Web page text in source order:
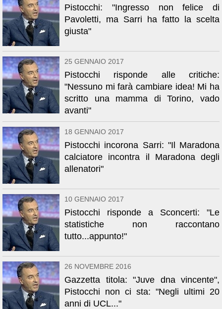
Pistocchi: "Ingresso non felice di
Pavoletti, ma Sarri ha fatto la scelta
giusta"
25 GENNAIO 2017
Pistocchi risponde alle critiche:
"Nessuno mi farà cambiare idea! Mi ha
scritto una mamma di Torino, vado
avanti"
18 GENNAIO 2017
Pistocchi incorona Sarri: "Il Maradona
calciatore incontra il Maradona degli
allenatori"
10 GENNAIO 2017
Pistocchi risponde a Sconcerti: "Le
statistiche non raccontano
tutto...appunto!"
26 NOVEMBRE 2016
Gazzetta titola: "Juve dna vincente",
Pistocchi non ci sta: "Negli ultimi 20
anni di UCL..."